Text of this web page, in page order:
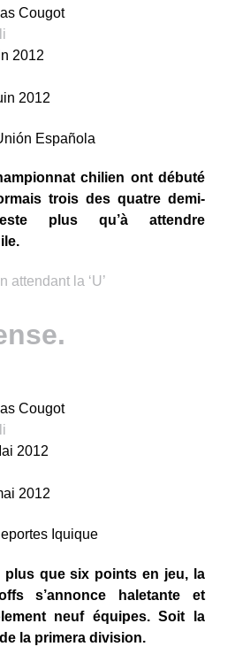
Cougot
2012
2012
chilien ont débuté
trois des quatre demi-
plus qu’à attendre
attendant la ‘U’
Cougot
2012
2012
plus que six points en jeu, la
s’annonce haletante et
neuf équipes. Soit la
la primera division.